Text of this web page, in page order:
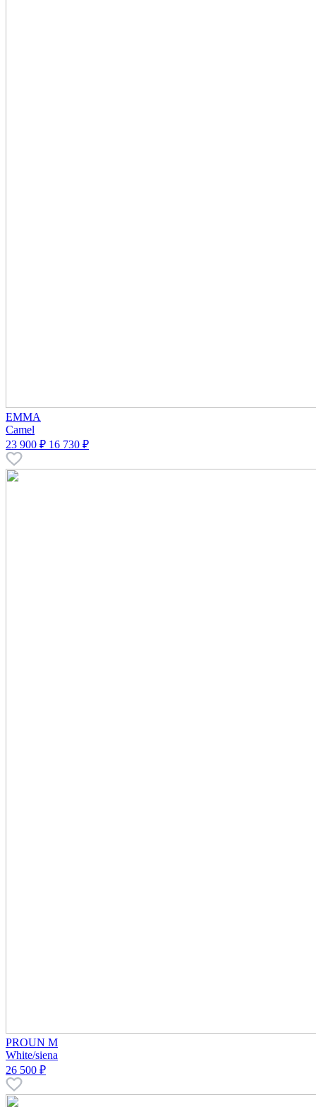
EMMA
Camel
23 900 ₽ 16 730 ₽
PROUN M
White/siena
26 500 ₽